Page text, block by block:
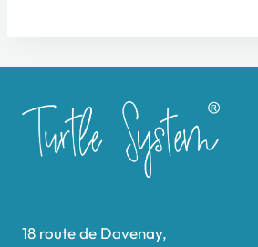
18 route de Davenay,